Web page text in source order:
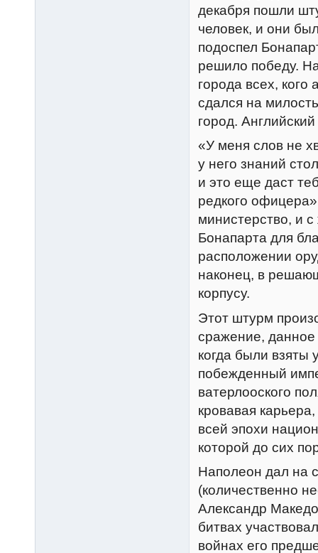
декабря пошли
человек, и они
подоспел
решило победу.
города всех, кого
сдался на
город.
«У меня слов не
у него знаний
и это еще даст
редкого
министерство, и
Бонапарта для
расположении
наконец, в
корпусу.
Этот штурм
сражение,
когда были взяты
побежденный
ватерлооского
кровавая
всей эпохи
которой до сих
Наполеон дал на
(количественно
Александр
битвах
войнах его